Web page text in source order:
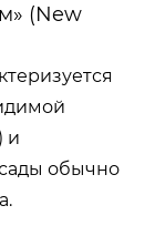
(New
и
обычно